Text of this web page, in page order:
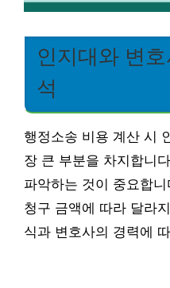
인지대와 변
석
행정소송 비용 계산 시
장 큰 부분을 차지합니
파악하는 것이 중요합
청구 금액에 따라 달라
식과 변호사의 경력에